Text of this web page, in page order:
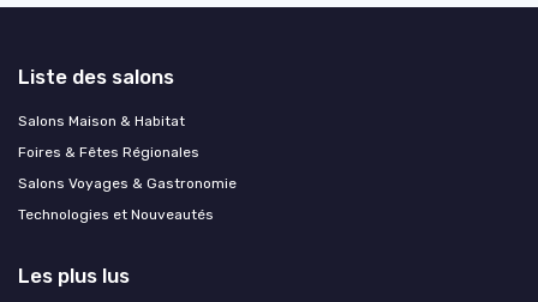
Liste des salons
Salons Maison & Habitat
Foires & Fêtes Régionales
Salons Voyages & Gastronomie
Technologies et Nouveautés
Les plus lus